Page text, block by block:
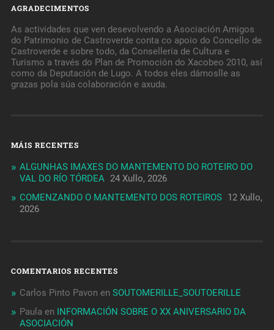
AGRADECIMENTOS
As actividades que ven desevolvendo a Asociación Amigos
do Patrimonio de Castroverde conta co apoio do Concello de
Castroverde e sobre todo, da Consellería de Cultura e
Turismo a través do Plan de Promoción do Xacobeo 2010, así
como da Deputación de Lugo. A todos eles dámoslle as
grazas pola súa colaboración e axuda.
MÁIS RECENTES
ALGUNHAS IMAXES DO MANTEMENTO DO ROTEIRO DO
VAL DO RÍO TÓRDEA 24 Xullo, 2026
COMENZANDO O MANTEMENTO DOS ROTEIROS 12 Xullo,
2026
COMENTARIOS RECENTES
Carlos Pinto Pavon en SOUTOMERILLE_SOUTOERILLE
Paula en INFORMACIÓN SOBRE O XX ANIVERSARIO DA
ASOCIACIÓN